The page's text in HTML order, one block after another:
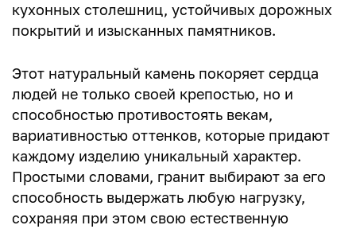
кухонных столешниц, устойчивых дорожных
покрытий и изысканных памятников.
Этот натуральный камень покоряет сердца
людей не только своей крепостью, но и
способностью противостоять векам,
вариативностью оттенков, которые придают
каждому изделию уникальный характер.
Простыми словами, гранит выбирают за его
способность выдержать любую нагрузку,
сохраняя при этом свою естественную